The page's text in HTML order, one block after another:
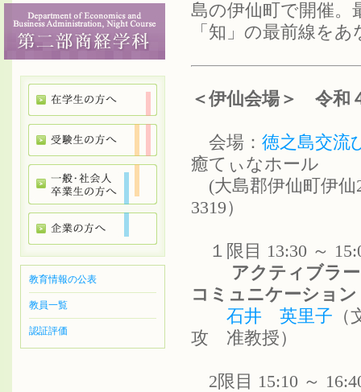
教育情報の公表
教員一覧
認証評価
島の伊仙町で開催。
「知」の最前線を
＜伊仙会場＞ 令和
会場： 徳之島交
癒てぃなホール
(大島郡伊仙町伊仙
3319）
１限目 13:30 ～
アクティブラー
コミュニケーション
石井 英里子
攻 准教授）
2限目 15:10 ～